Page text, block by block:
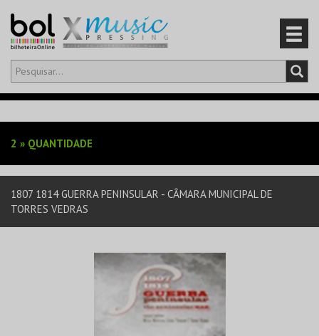
Olá,iniciar sessão
EVENTOS
CARTÕES
2 » QUANTIDADE
1807 1814 GUERRA PENINSULAR - CÂMARA MUNICIPAL DE
TORRES VEDRAS